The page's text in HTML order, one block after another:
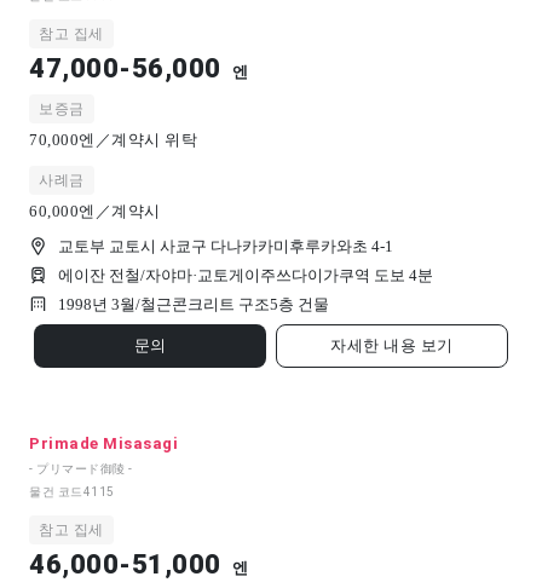
참고 집세
47,000-56,000 엔
보증금
70,000엔／계약시 위탁
사례금
60,000엔／계약시
교토부 교토시 사쿄구 다나카카미후루카와초 4-1
에이잔 전철/자야마·교토게이주쓰다이가쿠역 도보 4분
1998년 3월/철근콘크리트 구조5층 건물
문의 자세한 내용 보기
Primade Misasagi
- プリマード御陵 -
물건 코드 4115
참고 집세
46,000-51,000 엔